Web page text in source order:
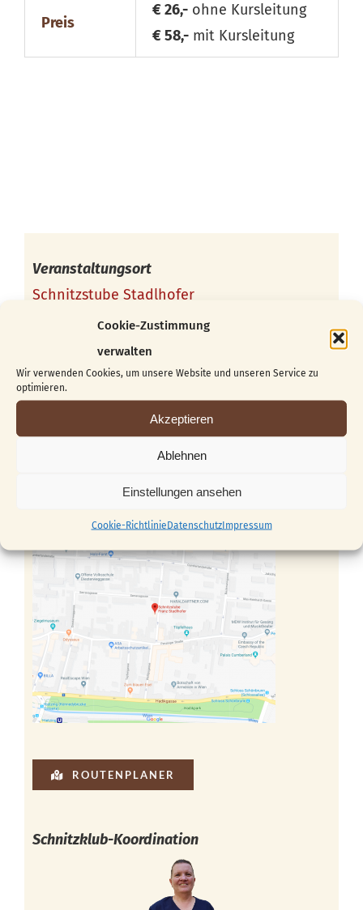
Cookie-Zustimmung
verwalten
Wir verwenden Cookies, um unsere Website und unseren Service zu
optimieren.
Akzeptieren
Ablehnen
Einstellungen ansehen
Cookie-RichtlinieDatenschutzImpressum
Preis
€ 26,- ohne Kursleitung
€ 58,- mit Kursleitung
Veranstaltungsort
Schnitzstube Stadlhofer
Töpfelgasse 7/1
1140 Wien
Österreich
gaby27@chello.at
+43 (0) 699 / 191 34 562
ROUTENPLANER
Schnitzklub-Koordination